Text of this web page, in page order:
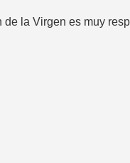
la Virgen es muy